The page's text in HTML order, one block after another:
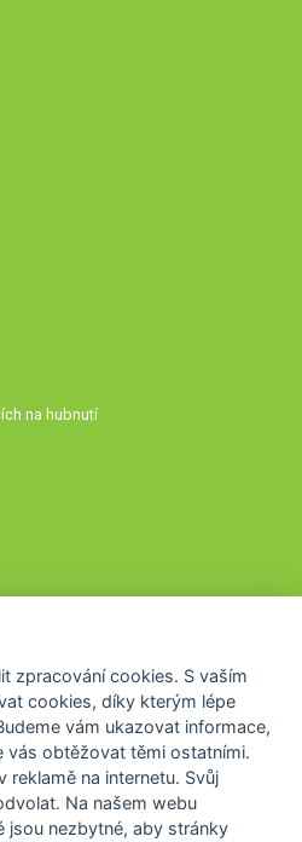
na hubnutí
zpracování cookies. S vaším
cookies, díky kterým lépe
vám ukazovat informace,
vás obtěžovat těmi ostatními.
reklamě na internetu. Svůj
Na našem webu
jsou nezbytné, aby stránky